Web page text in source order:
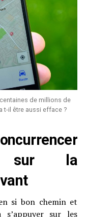
de millions de
t-il être aussi efface ?
sur la
si bon chemin et
sur les